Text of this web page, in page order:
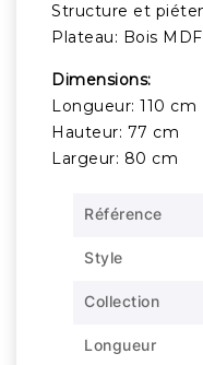
Structure et
Plateau: Bois MDF
Dimensions:
Longueur: 110 cm
Hauteur: 77 cm
Largeur: 80 cm
Référence
Style
Collection
Longueur